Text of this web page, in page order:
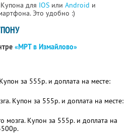
для IOS или Android и
Это удобно :)
«МРТ в Измайлово»
за 555р. и доплата на месте:
Купон за 555р. и доплата на месте:
мозга. Купон за 555р. и доплата на